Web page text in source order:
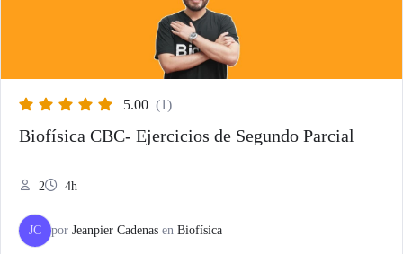
5.00 (1)
Biofísica CBC- Ejercicios de Segundo Parcial
2 4h
JC por Jeanpier Cadenas en Biofísica